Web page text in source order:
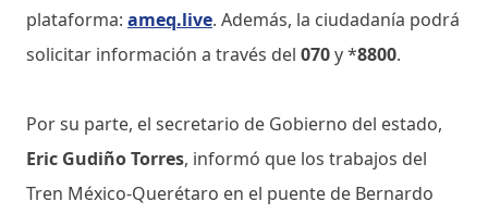
plataforma: ameq.live. Además, la ciudadanía podrá
solicitar información a través del 070y *8800.
Por su parte, el secretario de Gobierno del estado,
Eric Gudiño Torres, informó que los trabajos del
Tren México-Querétaro en el puente de Bernardo